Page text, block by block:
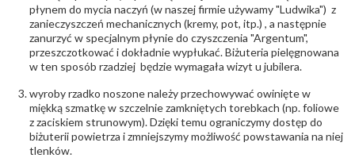
płynem do mycia naczyń (w naszej firmie używamy "Ludwika") z
zanieczyszczeń mechanicznych (kremy, pot, itp.) , a następnie
zanurzyć w specjalnym płynie do czyszczenia "Argentum",
przeszczotkować i dokładnie wypłukać. Biżuteria pielęgnowana
w ten sposób rzadziej będzie wymagała wizyt u jubilera.
wyroby rzadko noszone należy przechowywać owinięte w
miękką szmatkę w szczelnie zamkniętych torebkach (np. foliowe
z zaciskiem strunowym). Dzięki temu ograniczymy dostęp do
biżuterii powietrza i zmniejszymy możliwość powstawania na niej
tlenków.